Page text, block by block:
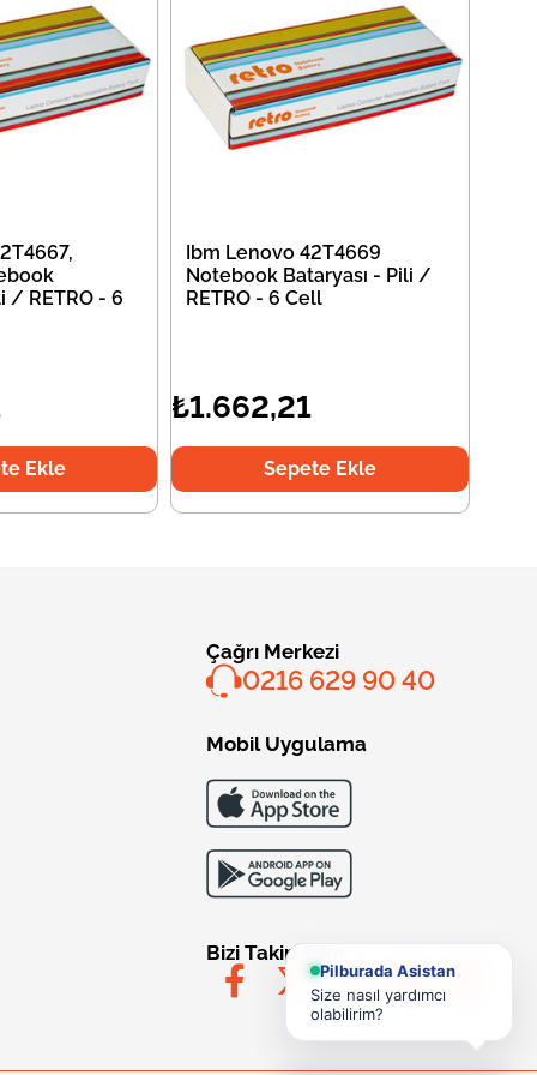
/ RETRO - 6
Ekle
Ibm Lenovo 42T4669
Notebook Bataryası - Pili /
RETRO - 6 Cell
₺1.662,21
Sepete Ekle
Çağrı Merkezi
0216 629 90 40
Mobil Uygulama
Bizi Takip Edin
Pilburada Asistan
Size nasıl yardımcı
olabilirim?